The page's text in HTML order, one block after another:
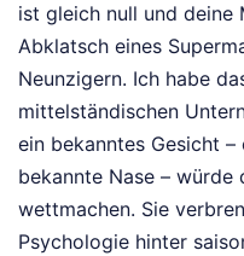
ist gleich null und
Abklatsch eines
Neunzigern. Ich habe
mittelständischen
ein bekanntes Gesicht
bekannte Nase – würde
wettmachen. Sie
Psychologie hinter